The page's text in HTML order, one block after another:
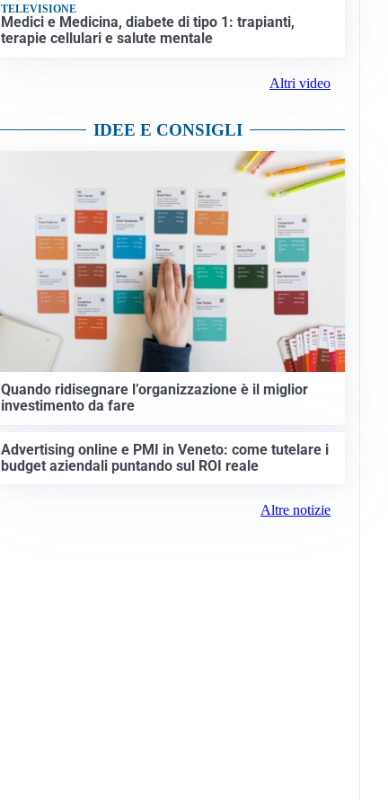
TELEVISIONE
Medici e Medicina, diabete di tipo 1: trapianti,
terapie cellulari e salute mentale
Altri video
IDEE E CONSIGLI
Quando ridisegnare l’organizzazione è il miglior
investimento da fare
Advertising online e PMI in Veneto: come tutelare i
budget aziendali puntando sul ROI reale
Altre notizie